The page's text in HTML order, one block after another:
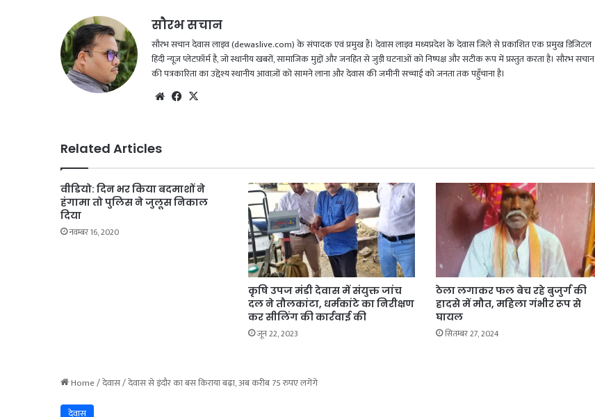
सौरभ सचान
सौरभ सचान देवास लाइव (dewaslive.com) के संपादक एवं प्रमुख हैं। देवास लाइव मध्यप्रदेश के देवास जिले से प्रकाशित एक प्रमुख डिजिटल
हिंदी न्यूज़ प्लेटफ़ॉर्म है, जो स्थानीय खबरों, सामाजिक मुद्दों और जनहित से जुड़ी घटनाओं को निष्पक्ष और सटीक रूप में प्रस्तुत करता है। सौरभ सचान
की पत्रकारिता का उद्देश्य स्थानीय आवाज़ों को सामने लाना और देवास की जमीनी सच्चाई को जनता तक पहुँचाना है।
We Fac
Related Articles
वीडियो: दिन भर किया बदमाशों ने
हंगामा तो पुलिस ने जुलूस निकाल
दिया
नवम्बर 16, 2020
कृषि उपज मंडी देवास में संयुक्त जांच
दल ने तौलकांटा, धर्मकांटे का निरीक्षण
कर सीलिंग की कार्रवाई की
जून 22, 2023
ठेला लगाकर फल बेच रहे बुजुर्ग की
हादसे में मौत, महिला गंभीर रूप से
घायल
सितम्बर 27, 2024